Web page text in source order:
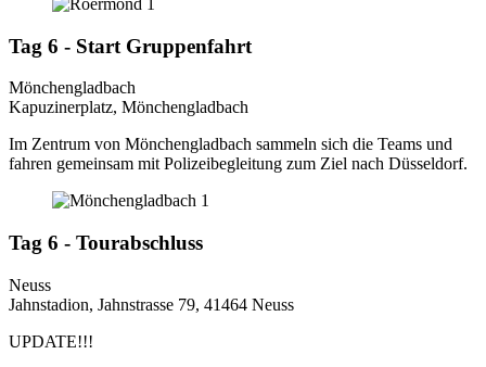
Tag 6 - Start Gruppenfahrt
Mönchengladbach
Kapuzinerplatz, Mönchengladbach
Im Zentrum von Mönchengladbach sammeln sich die Teams und
fahren gemeinsam mit Polizeibegleitung zum Ziel nach Düsseldorf.
Tag 6 - Tourabschluss
Neuss
Jahnstadion, Jahnstrasse 79, 41464 Neuss
UPDATE!!!